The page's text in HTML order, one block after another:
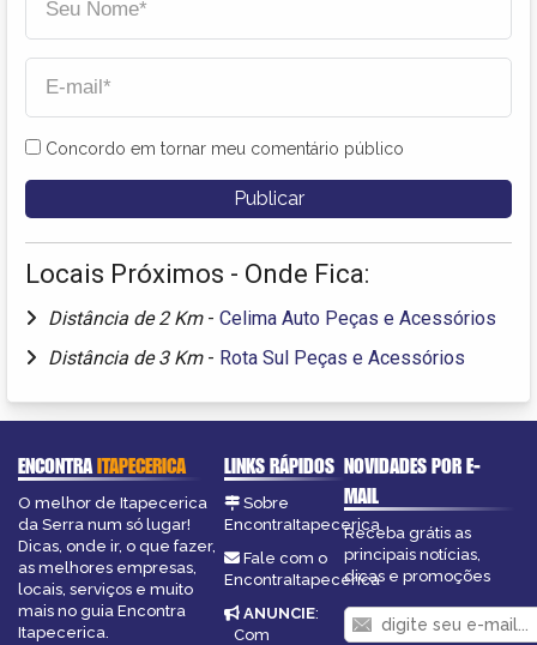
Concordo em tornar meu comentário público
Locais Próximos - Onde Fica:
Distância de 2 Km - Celima Auto Peças e Acessórios
Distância de 3 Km - Rota Sul Peças e Acessórios
ENCONTRAITAPECERICA
O melhor de Itapecerica
da Serra num só lugar!
Dicas, onde ir, o que fazer,
as melhores empresas,
locais, serviços e muito
mais no guia Encontra
Itapecerica.
LINKS RÁPIDOS
Sobre
EncontraItapecerica
Fale com o
EncontraItapecerica
ANUNCIE:
Com
NOVIDADES POR E-
MAIL
Receba grátis as
principais notícias,
dicas e promoções